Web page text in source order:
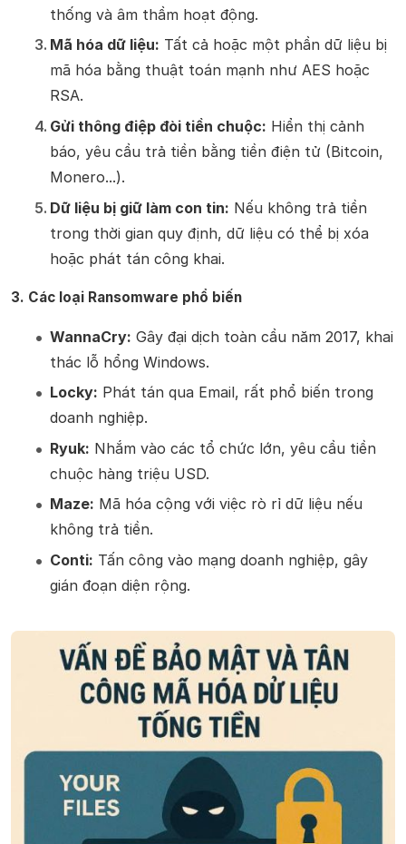
thống và âm thầm hoạt động.
Mã hóa dữ liệu: Tất cả hoặc một phần dữ liệu bị
mã hóa bằng thuật toán mạnh như AES hoặc
RSA.
Gửi thông điệp đòi tiền chuộc: Hiển thị cảnh
báo, yêu cầu trả tiền bằng tiền điện tử (Bitcoin,
Monero...).
Dữ liệu bị giữ làm con tin: Nếu không trả tiền
trong thời gian quy định, dữ liệu có thể bị xóa
hoặc phát tán công khai.
3. Các loại Ransomware phổ biến
WannaCry: Gây đại dịch toàn cầu năm 2017, khai
thác lỗ hổng Windows.
Locky: Phát tán qua Email, rất phổ biến trong
doanh nghiệp.
Ryuk: Nhắm vào các tổ chức lớn, yêu cầu tiền
chuộc hàng triệu USD.
Maze: Mã hóa cộng với việc rò rỉ dữ liệu nếu
không trả tiền.
Conti: Tấn công vào mạng doanh nghiệp, gây
gián đoạn diện rộng.